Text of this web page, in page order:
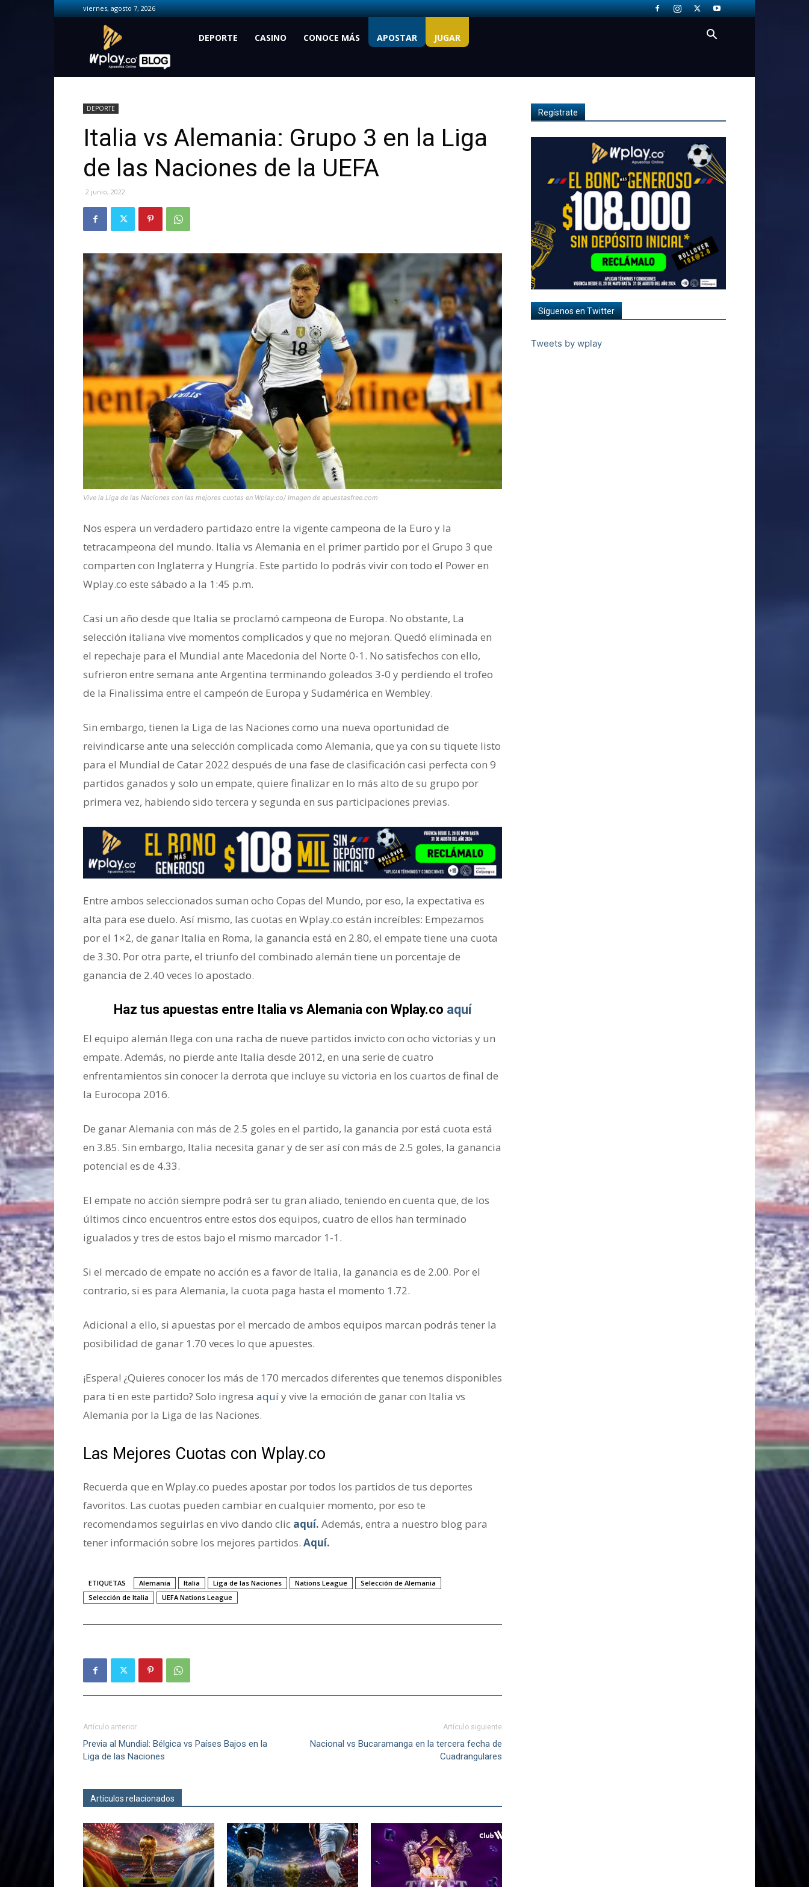
viernes, agosto 7, 2026
Wplay.co
DEPORTE CASINO CONOCE MÁS APOSTAR JUGAR
DEPORTE
Italia vs Alemania: Grupo 3 en la Liga
de las Naciones de la UEFA
2 junio, 2022
Vive la Liga de las Naciones con las mejores cuotas en Wplay.co/ Imagen de apuestasfree.com
Nos espera un verdadero partidazo entre la vigente campeona de la Euro y la
tetracampeona del mundo. Italia vs Alemania en el primer partido por el Grupo 3 que
comparten con Inglaterra y Hungría. Este partido lo podrás vivir con todo el Power en
Wplay.co este sábado a la 1:45 p.m.
Casi un año desde que Italia se proclamó campeona de Europa. No obstante, La
selección italiana vive momentos complicados y que no mejoran. Quedó eliminada en
el repechaje para el Mundial ante Macedonia del Norte 0-1. No satisfechos con ello,
sufrieron entre semana ante Argentina terminando goleados 3-0 y perdiendo el trofeo
de la Finalissima entre el campeón de Europa y Sudamérica en Wembley.
Sin embargo, tienen la Liga de las Naciones como una nueva oportunidad de
reivindicarse ante una selección complicada como Alemania, que ya con su tiquete listo
para el Mundial de Catar 2022 después de una fase de clasificación casi perfecta con 9
partidos ganados y solo un empate, quiere finalizar en lo más alto de su grupo por
primera vez, habiendo sido tercera y segunda en sus participaciones previas.
Entre ambos seleccionados suman ocho Copas del Mundo, por eso, la expectativa es
alta para ese duelo. Así mismo, las cuotas en Wplay.co están increíbles: Empezamos
por el 1×2, de ganar Italia en Roma, la ganancia está en 2.80, el empate tiene una cuota
de 3.30. Por otra parte, el triunfo del combinado alemán tiene un porcentaje de
ganancia de 2.40 veces lo apostado.
Haz tus apuestas entre Italia vs Alemania con Wplay.co aquí
El equipo alemán llega con una racha de nueve partidos invicto con ocho victorias y un
empate. Además, no pierde ante Italia desde 2012, en una serie de cuatro
enfrentamientos sin conocer la derrota que incluye su victoria en los cuartos de final de
la Eurocopa 2016.
De ganar Alemania con más de 2.5 goles en el partido, la ganancia por está cuota está
en 3.85. Sin embargo, Italia necesita ganar y de ser así con más de 2.5 goles, la ganancia
potencial es de 4.33.
El empate no acción siempre podrá ser tu gran aliado, teniendo en cuenta que, de los
últimos cinco encuentros entre estos dos equipos, cuatro de ellos han terminado
igualados y tres de estos bajo el mismo marcador 1-1.
Si el mercado de empate no acción es a favor de Italia, la ganancia es de 2.00. Por el
contrario, si es para Alemania, la cuota paga hasta el momento 1.72.
Adicional a ello, si apuestas por el mercado de ambos equipos marcan podrás tener la
posibilidad de ganar 1.70 veces lo que apuestes.
¡Espera! ¿Quieres conocer los más de 170 mercados diferentes que tenemos disponibles
para ti en este partido? Solo ingresa aquíy vive la emoción de ganar con Italia vs
Alemania por la Liga de las Naciones.
Las Mejores Cuotas con Wplay.co
Recuerda que en Wplay.co puedes apostar por todos los partidos de tus deportes
favoritos. Las cuotas pueden cambiar en cualquier momento, por eso te
recomendamos seguirlas en vivo dando clic aquí. Además, entra a nuestro blog para
tener información sobre los mejores partidos. Aquí.
ETIQUETAS Alemania Italia Liga de las Naciones Nations League
Selección de Alemania
Selección de Italia
UEFA Nations League
Artículo anterior
Previa al Mundial: Bélgica vs Países Bajos en la
Liga de las Naciones
Artículo siguiente
Nacional vs Bucaramanga en la tercera fecha de
Cuadrangulares
Artículos relacionados
Regístrate
Síguenos en Twitter
Tweets by wplay